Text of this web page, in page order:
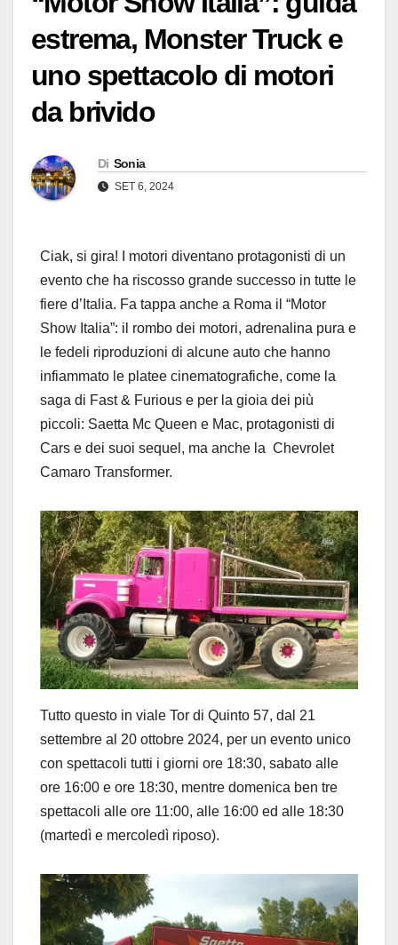
estrema, Monster Truck e
uno spettacolo di motori
da brivido
Di Sonia
SET 6, 2024
Ciak, si gira! I motori diventano protagonisti di un
evento che ha riscosso grande successo in tutte le
fiere d’Italia. Fa tappa anche a Roma il “Motor
Show Italia”: il rombo dei motori, adrenalina pura e
le fedeli riproduzioni di alcune auto che hanno
infiammato le platee cinematografiche, come la
saga di Fast & Furious e per la gioia dei più
piccoli: Saetta Mc Queen e Mac, protagonisti di
Cars e dei suoi sequel, ma anche la Chevrolet
Camaro Transformer.
Tutto questo in viale Tor di Quinto 57, dal 21
settembre al 20 ottobre 2024, per un evento unico
con spettacoli tutti i giorni ore 18:30, sabato alle
ore 16:00 e ore 18:30, mentre domenica ben tre
spettacoli alle ore 11:00, alle 16:00 ed alle 18:30
(martedì e mercoledì riposo).